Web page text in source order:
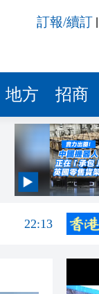
訂報/續訂
地方 招商